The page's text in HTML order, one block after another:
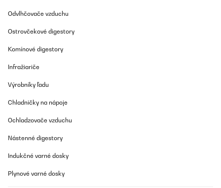
Odvlhčovače vzduchu
Ostrovčekové digestory
Komínové digestory
Infražiariče
Výrobníky ľadu
Chladničky na nápoje
Ochladzovače vzduchu
Nástenné digestory
Indukčné varné dosky
Plynové varné dosky